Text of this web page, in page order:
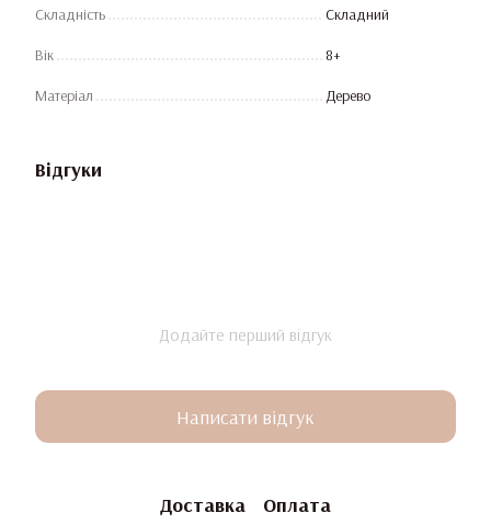
Складність Складний
Вік 8+
Матеріал Дерево
Відгуки
Додайте перший відгук
Написати відгук
Доставка Оплата